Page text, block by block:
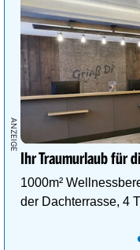
Ihr Traumurlaub für
1000m²
der Dachterrasse, 4